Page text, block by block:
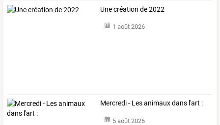
Une création de 2022
1 août 2026
Mercredi - Les animaux dans l'art :
5 août 2026